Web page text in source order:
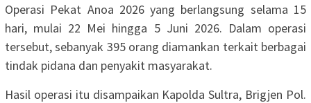
Operasi Pekat Anoa 2026 yang berlangsung selama 15
hari, mulai 22 Mei hingga 5 Juni 2026. Dalam operasi
tersebut, sebanyak 395 orang diamankan terkait berbagai
tindak pidana dan penyakit masyarakat.
Hasil operasi itu disampaikan Kapolda Sultra, Brigjen Pol.